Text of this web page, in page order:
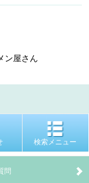
ン屋さん
検索メニュー
問